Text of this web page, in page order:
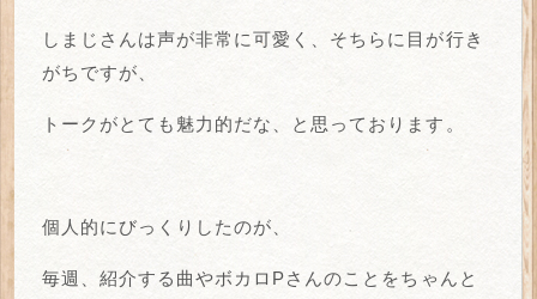
しまじさんは声が非常に可愛く、そちらに目が行き
がちですが、
トークがとても魅力的だな、と思っております。
個人的にびっくりしたのが、
毎週、紹介する曲やボカロPさんのことをちゃんと